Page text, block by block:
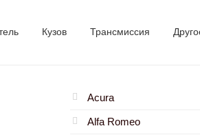
Кузов Трансмиссия
Acura
Alfa Romeo